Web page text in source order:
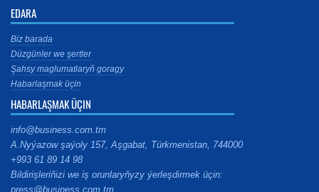
EDARA
Biz barada
Düzgünler we şertler
Şahsy maglumatlaryň goragy
Habarlaşmak üçin
HABARLAŞMAK ÜÇIN
info@business.com.tm
A.Nyýazow şaýoly 157, Aşgabat, Türkmenistan, 744000
+993 61 89 14 98
Bildirişleriňizi we iş orunlaryňyzy ýerleşdirmek üçin:
press@business.com.tm